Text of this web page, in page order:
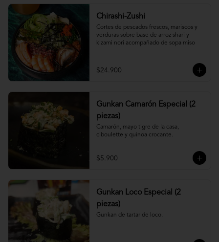
Chirashi-Zushi
Cortes de pescados frescos, mariscos y
verduras sobre base de arroz shari y
kizami nori acompañado de sopa miso
$24.900
Gunkan Camarón Especial (2
piezas)
Camarón, mayo tigre de la casa,
ciboulette y quinoa crocante.
$5.900
Gunkan Loco Especial (2
piezas)
Gunkan de tartar de loco.